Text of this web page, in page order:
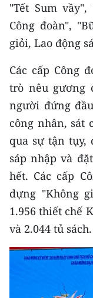
CÁC CHUYÊN
THỜI NAY
NHÂN DÂN CUỐI
NHÂN DÂN
MUA BÁO
ĐỌC BÁO IN
ENGLISH
中文
FRANÇAIS
"Tết Sum
Công đoàn",
giỏi, Lao động
Các cấp Công
trò nêu gương
người đứng
công nhân, sát
qua sự tận tụy,
sáp nhập và
hết. Các cấp
dựng "Không
1.956 thiết chế
và 2.044 tủ sách.